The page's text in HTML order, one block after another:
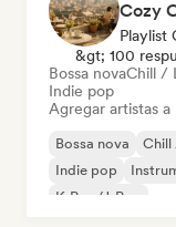
Playlist
&gt; 100
Bossa novaChill /
Indie pop
Agregar artistas
Bossa nova Chill
Indie pop
K-Pop/J-Pop